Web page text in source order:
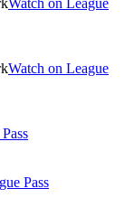
Watch on League
Watch on League
Pass